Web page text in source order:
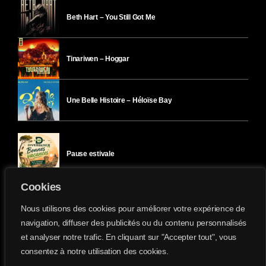
Cookies
Nous utilisons des cookies pour améliorer votre expérience de
navigation, diffuser des publicités ou du contenu personnalisés
et analyser notre trafic. En cliquant sur "Accepter tout", vous
consentez à notre utilisation des cookies.
Beth Hart – You Still Got Me
Tinariwen – Hoggar
Une Belle Histoire – Héloïse Bay
Pause estivale
Ici l’Ombre – mardi 28 juillet